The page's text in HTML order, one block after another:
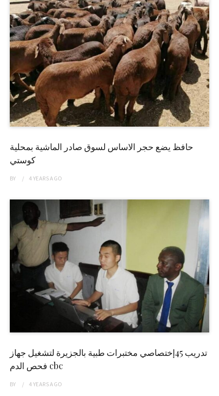
حافظ يضع حجر الاساس لسوق صادر الماشية بمحلية
كوستي
BY 4 YEARSAGO
تدريب 45إختصاصي مختبرات طبية بالجزيرة لتشغيل جهاز
فحص الدم cbc
BY 4 YEARSAGO